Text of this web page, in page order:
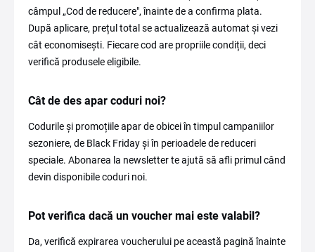
câmpul „Cod de reducere", înainte de a confirma plata.
După aplicare, prețul total se actualizează automat și vezi
cât economisești. Fiecare cod are propriile condiții, deci
verifică produsele eligibile.
Cât de des apar coduri noi?
Codurile și promoțiile apar de obicei în timpul campaniilor
sezoniere, de Black Friday și în perioadele de reduceri
speciale. Abonarea la newsletter te ajută să afli primul când
devin disponibile coduri noi.
Pot verifica dacă un voucher mai este valabil?
Da, verifică expirarea voucherului pe această pagină înainte